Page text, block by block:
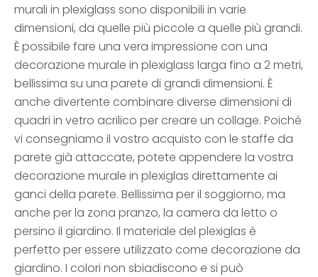
murali in plexiglass sono disponibili in varie
dimensioni, da quelle più piccole a quelle più grandi.
È possibile fare una vera impressione con una
decorazione murale in plexiglass larga fino a 2 metri,
bellissima su una parete di grandi dimensioni. È
anche divertente combinare diverse dimensioni di
quadri in vetro acrilico per creare un collage. Poiché
vi consegniamo il vostro acquisto con le staffe da
parete già attaccate, potete appendere la vostra
decorazione murale in plexiglas direttamente ai
ganci della parete. Bellissima per il soggiorno, ma
anche per la zona pranzo, la camera da letto o
persino il giardino. Il materiale del plexiglas è
perfetto per essere utilizzato come decorazione da
giardino. I colori non sbiadiscono e si può